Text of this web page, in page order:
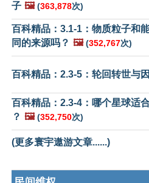
子 🖼️ (363,878次)
百科精品：3.1-1：物质粒子和
同的来源吗？ 🖼️ (352,767次)
百科精品：2.3-5：轮回转世与
百科精品：2.3-4：哪个星球适
？ 🖼️ (352,750次)
(更多寰宇遨游文章......)